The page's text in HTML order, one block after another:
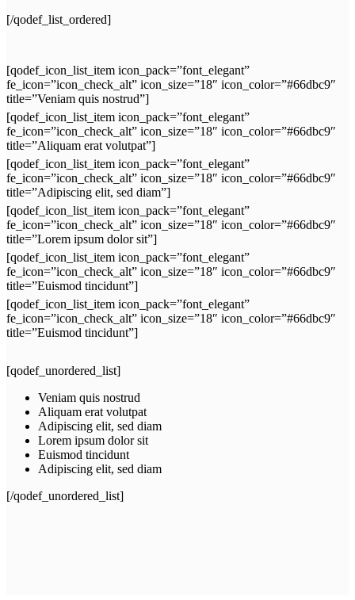
[/qodef_list_ordered]
[qodef_icon_list_item icon_pack=”font_elegant”
fe_icon=”icon_check_alt” icon_size=”18″ icon_color=”#66dbc9″
title=”Veniam quis nostrud”]
[qodef_icon_list_item icon_pack=”font_elegant”
fe_icon=”icon_check_alt” icon_size=”18″ icon_color=”#66dbc9″
title=”Aliquam erat volutpat”]
[qodef_icon_list_item icon_pack=”font_elegant”
fe_icon=”icon_check_alt” icon_size=”18″ icon_color=”#66dbc9″
title=”Adipiscing elit, sed diam”]
[qodef_icon_list_item icon_pack=”font_elegant”
fe_icon=”icon_check_alt” icon_size=”18″ icon_color=”#66dbc9″
title=”Lorem ipsum dolor sit”]
[qodef_icon_list_item icon_pack=”font_elegant”
fe_icon=”icon_check_alt” icon_size=”18″ icon_color=”#66dbc9″
title=”Euismod tincidunt”]
[qodef_icon_list_item icon_pack=”font_elegant”
fe_icon=”icon_check_alt” icon_size=”18″ icon_color=”#66dbc9″
title=”Euismod tincidunt”]
[qodef_unordered_list]
Veniam quis nostrud
Aliquam erat volutpat
Adipiscing elit, sed diam
Lorem ipsum dolor sit
Euismod tincidunt
Adipiscing elit, sed diam
[/qodef_unordered_list]